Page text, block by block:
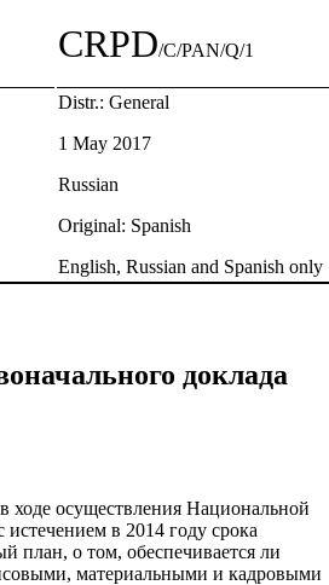
CRPD/C/PAN/Q/1
Distr.: General
1 May 2017
Russian
Original: Spanish
English, Russian and Spanish only
доклада
ходе осуществления Национальной
в 2014 году срока
план, о том, обеспечивается ли
материальными и кадровыми